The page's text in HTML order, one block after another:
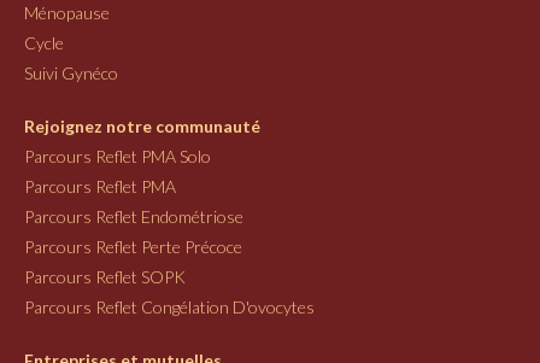
Ménopause
Cycle
Suivi Gynéco
Rejoignez notre communauté
Parcours Reflet PMA Solo
Parcours Reflet PMA
Parcours Reflet Endométriose
Parcours Reflet Perte Précoce
Parcours Reflet SOPK
Parcours Reflet Congélation D'ovocytes